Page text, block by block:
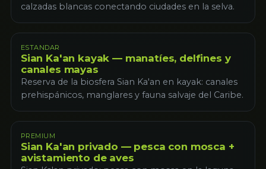
calzadas blancas conectando ciudades en la selva.
ESTANDAR
Sian Ka'an kayak — manatíes, delfines y
canales mayas
Reserva de la biosfera Sian Ka'an en kayak: canales
prehispánicos, manglares y fauna salvaje del Caribe.
PREMIUM
Sian Ka'an privado — pesca con mosca +
avistamiento de aves